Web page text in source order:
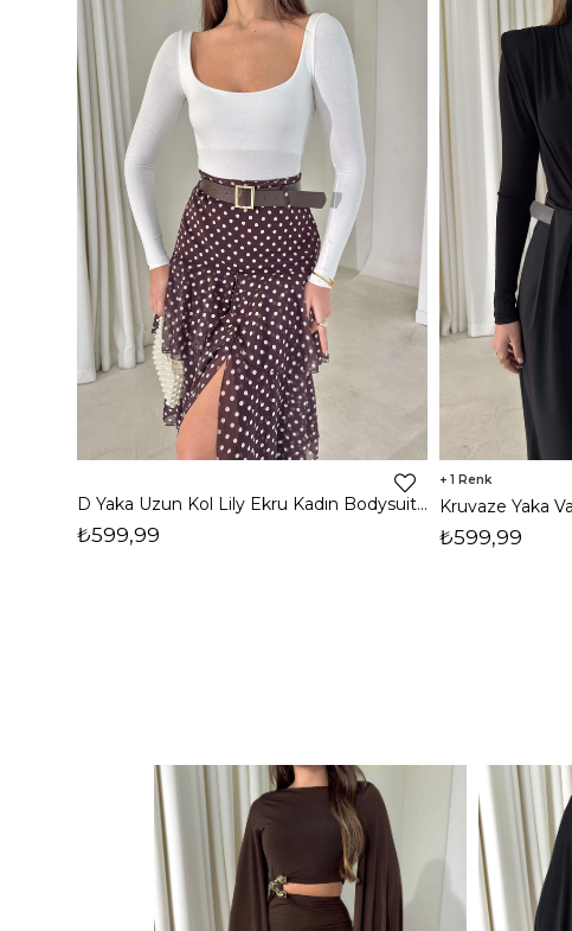
D Yaka Uzun Kol Lily Ekru Kadın Bodysuit 26K398
₺599,99
1
₺599,99